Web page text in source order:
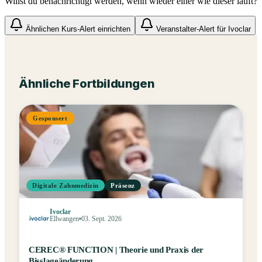
Ähnlichen Kurs-Alert einrichten Veranstalter-Alert für Ivoclar
Ähnliche Fortbildungen
Gesponsert
Digitale Zahnmedizin Präsenz
Ivoclar
Ellwangen 03. Sept. 2026
CEREC® FUNCTION | Theorie und Praxis der